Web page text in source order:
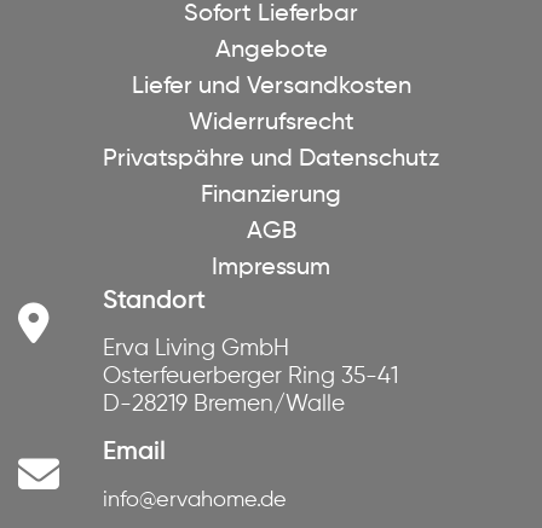
Sofort Lieferbar
Angebote
Liefer und Versandkosten
Widerrufsrecht
Privatspähre und Datenschutz
Finanzierung
AGB
Impressum
Standort
Erva Living GmbH
Osterfeuerberger Ring 35-41
D-28219 Bremen/Walle
Email
info@ervahome.de